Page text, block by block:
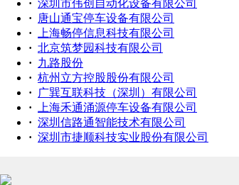
· 深圳市伟创自动化设备有限公司
·
唐山通宝停车设备有限公司
·
上海畅停信息科技有限公司
· 北京筑梦园科技有限公司
· 九路股份
· 杭州立方控股股份有限公司
·
广巽互联科技（深圳）有限公司
·
上海禾通涌源停车设备有限公司
· 深圳信路通智能技术有限公司
· 深圳市捷顺科技实业股份有限公司